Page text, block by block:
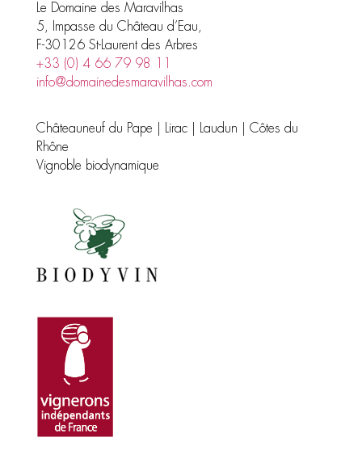
Le Domaine des Maravilhas
5, Impasse du Château d’Eau,
F-30126 St-Laurent des Arbres
+33 (0) 4 66 79 98 11
info@domainedesmaravilhas.com
Châteauneuf du Pape | Lirac | Laudun | Côtes du
Rhône
Vignoble biodynamique